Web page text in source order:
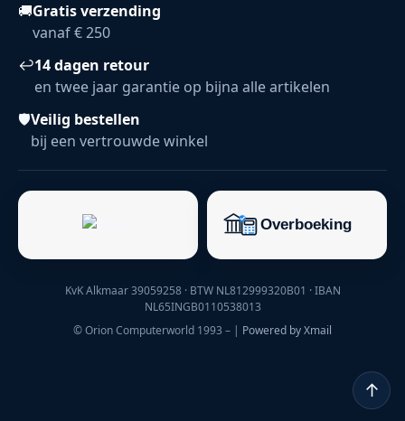
🚚Gratis verzending
vanaf € 250
↩14 dagen retour
en twee jaar garantie op bijna alle artikelen
🛡Veilig bestellen
bij een vertrouwde winkel
KvK Alkmaar 39059258 · BTW NL812999320B01 · IBAN
NL65INGB0110538013
© Orion Computerworld 1993 – | Powered by Xmail
↑